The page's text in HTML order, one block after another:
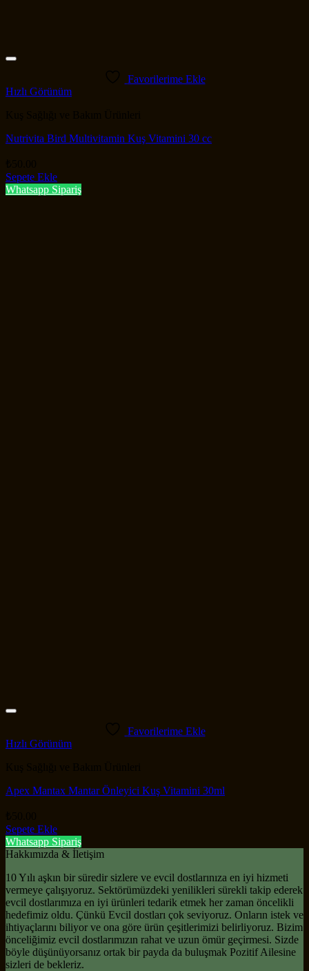
Favorilerime Ekle
Hızlı Görünüm
Nutrivita Bird Multivitamin Kuş Vitamini 30 cc
Sepete Ekle
Whatsapp Sipariş
Favorilerime Ekle
Hızlı Görünüm
Apex Mantax Mantar Önleyici Kuş Vitamini 30ml
Sepete Ekle
Whatsapp Sipariş
Hakkımızda & İletişim
10 Yılı aşkın bir süredir sizlere ve evcil dostlarınıza en iyi hizmeti
vermeye çalışıyoruz. Sektörümüzdeki yenilikleri sürekli takip ederek
evcil dostlarımıza en iyi ürünleri tedarik etmek her zaman öncelikli
hedefimiz oldu. Çünkü Evcil dostları çok seviyoruz. Onların istek ve
ihtiyaçlarını biliyor ve ona göre ürün çeşitlerimizi belirliyoruz. Bizim
önceliğimiz evcil dostlarımızın rahat ve uzun ömür geçirmesi. Sizde
böyle düşünüyorsanız ortak bir payda da buluşmak Pozitif Ailesine
sizleri de bekleriz.